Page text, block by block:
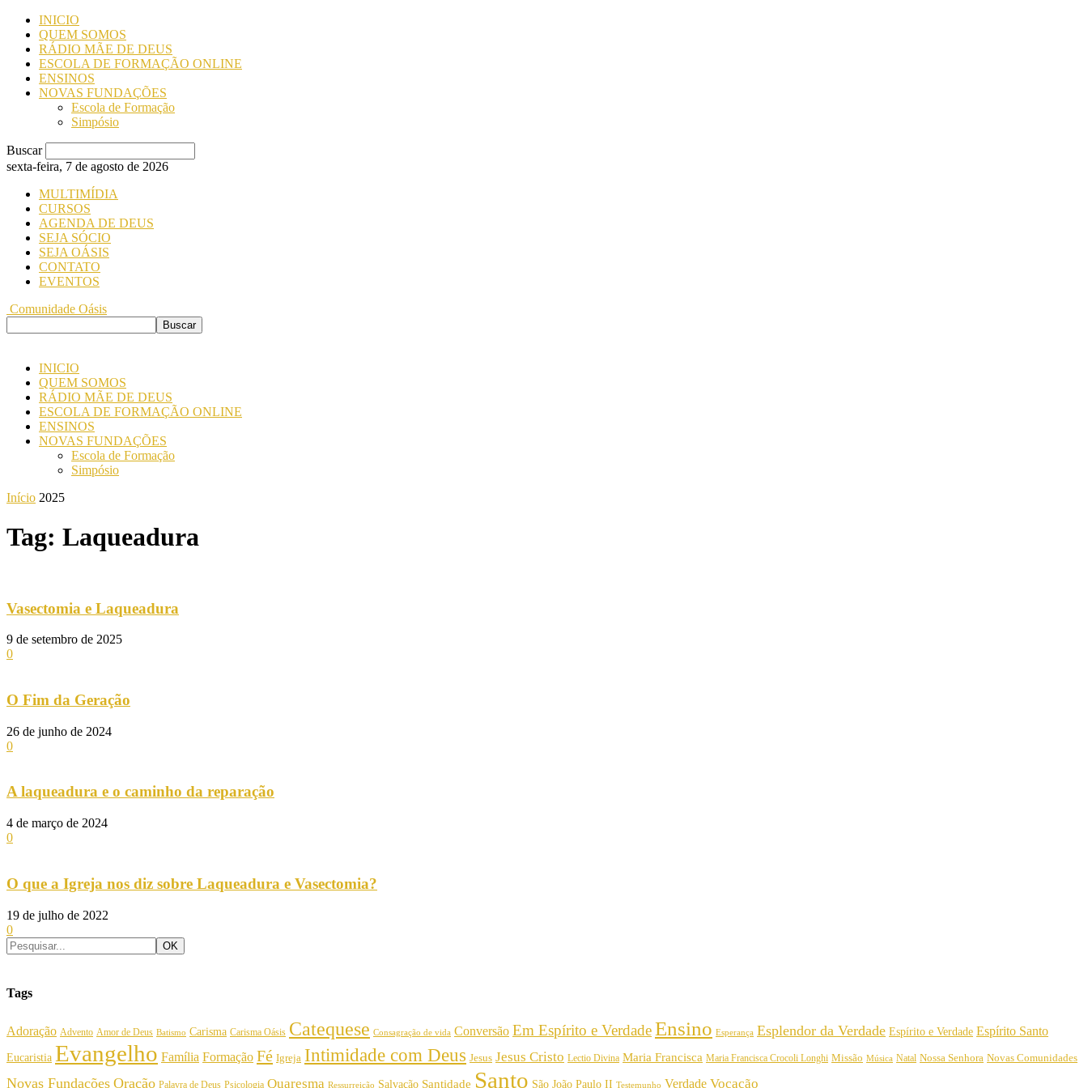
INICIO
QUEM SOMOS
RÁDIO MÃE DE DEUS
ESCOLA DE FORMAÇÃO ONLINE
ENSINOS
NOVAS FUNDAÇÕES
Escola de Formação
Simpósio
Buscar
sexta-feira, 7 de agosto de 2026
MULTIMÍDIA
CURSOS
AGENDA DE DEUS
SEJA SÓCIO
SEJA OÁSIS
CONTATO
EVENTOS
Comunidade Oásis
INICIO
QUEM SOMOS
RÁDIO MÃE DE DEUS
ESCOLA DE FORMAÇÃO ONLINE
ENSINOS
NOVAS FUNDAÇÕES
Escola de Formação
Simpósio
Início 2025
Tag: Laqueadura
Vasectomia e Laqueadura
9 de setembro de 2025
0
O Fim da Geração
26 de junho de 2024
0
A laqueadura e o caminho da reparação
4 de março de 2024
0
O que a Igreja nos diz sobre Laqueadura e Vasectomia?
19 de julho de 2022
0
Tags
Adoração Advento Amor de Deus Batismo Carisma Carisma Oásis Catequese Consagração de vida Conversão Em Espírito e VerdadeEnsino Esperança Esplendor da Verdade Espírito e Verdade Espírito Santo
Eucaristia Evangelho Família Formação Fé Igreja Intimidade com Deus Jesus Jesus Cristo Lectio Divina Maria Francisca Maria Francisca Crocoli Longhi Missão Música Natal Nossa Senhora Novas Comunidades
Novas Fundações Oração Palavra de Deus Psicologia Quaresma Ressurreição Salvação Santidade Santo São João Paulo II Testemunho Verdade Vocação